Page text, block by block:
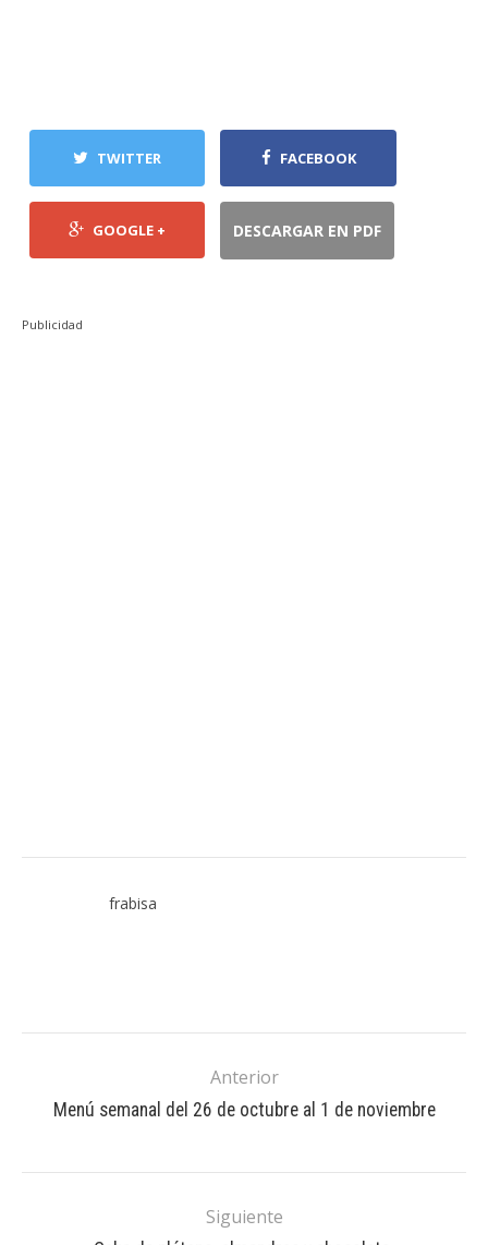
TWITTER FACEBOOK
GOOGLE + DESCARGAR EN PDF
Publicidad
frabisa
Anterior
Menú semanal del 26 de octubre al 1 de noviembre
Siguiente